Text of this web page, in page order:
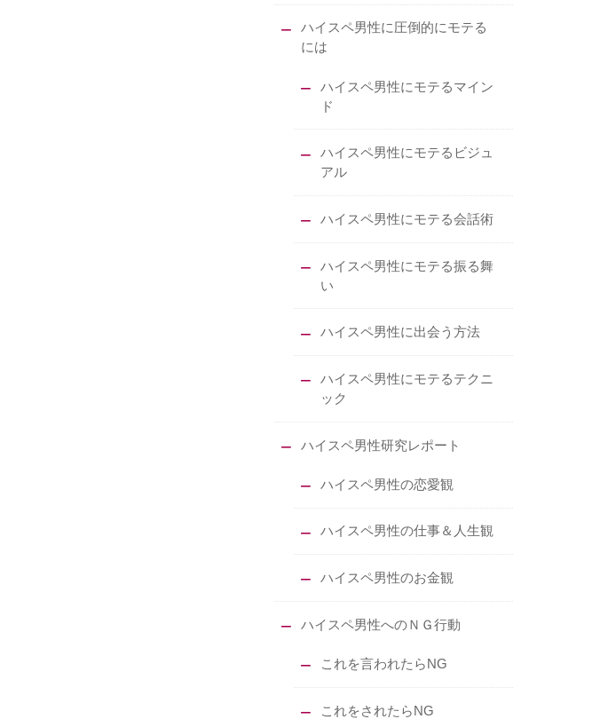
ハイスペ男性に圧倒的にモテる
には
ハイスペ男性にモテるマイン
ド
ハイスペ男性にモテるビジュ
アル
ハイスペ男性にモテる会話術
ハイスペ男性にモテる振る舞
い
ハイスペ男性に出会う方法
ハイスペ男性にモテるテクニ
ック
ハイスペ男性研究レポート
ハイスペ男性の恋愛観
ハイスペ男性の仕事＆人生観
ハイスペ男性のお金観
ハイスペ男性へのＮＧ行動
これを言われたらNG
これをされたらNG